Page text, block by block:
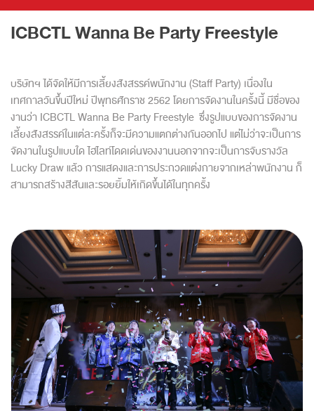
ICBCTL Wanna Be Party Freestyle
บริษัทฯ ได้จัดให้มีการเลี้ยงสังสรรค์พนักงาน (Staff Party) เนื่องใน
เทศกาลวันขึ้นปีใหม่ ปีพุทธศักราช 2562 โดยการจัดงานในครั้งนี้ มีชื่อของ
งานว่า ICBCTL Wanna Be Party Freestyle ซึ่งรูปแบบของการจัดงาน
เลี้ยงสังสรรค์ในแต่ละครั้งก็จะมีความแตกต่างกันออกไป แต่ไม่ว่าจะเป็นการ
จัดงานในรูปแบบใด ไฮไลท์โดดเด่นของงานนอกจากจะเป็นการจับรางวัล
Lucky Draw แล้ว การแสดงและการประกวดแต่งกายจากเหล่าพนักงาน ก็
สามารถสร้างสีสันและรอยยิ้มให้เกิดขึ้นได้ในทุกครั้ง